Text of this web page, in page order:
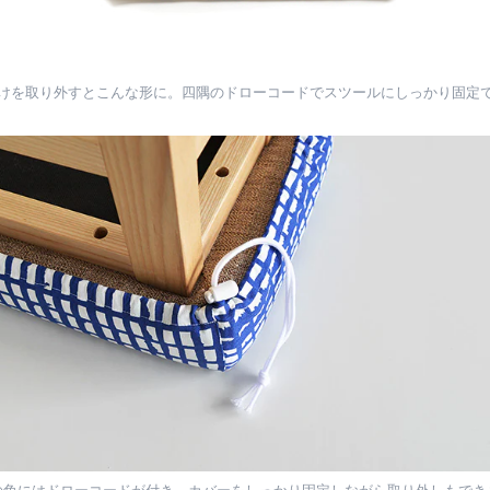
を取り外すとこんな形に。四隅のドローコードでスツールにしっかり固定